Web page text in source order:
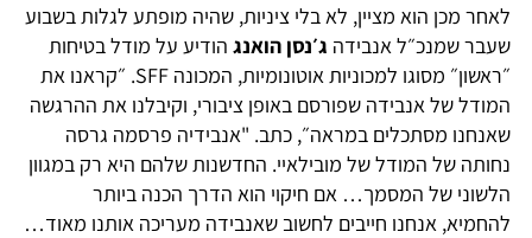
מכן הוא מציין, לא בלי ציניות, שהיה מופתע לגלות בשבוע
שמנכ״ל אנבידהג׳נסן הואנגהודיע על מודל בטיחות
״ראשון״ מסוגו למכוניות אוטונומיות, המכונה SFF. ״קראנו את
של אנבידה שפורסם באופן ציבורי, וקיבלנו את ההרגשה
מסתכלים במראה״, כתב. "אנבידיה פרסמה גרסה
של המודל של מובילאיי. החדשנות שלהם היא רק במגוון
של המסמך… אם חיקוי הוא הדרך הכנה ביותר
אנחנו חייבים לחשוב שאנבידה מעריכה אותנו מאוד…